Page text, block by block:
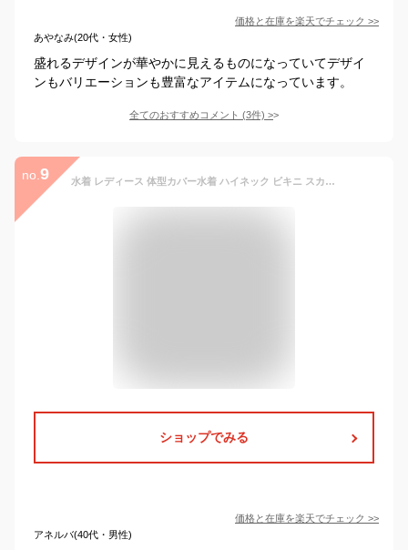
価格と在庫を楽天でチェック >>
あやなみ(20代・女性)
盛れるデザインが華やかに見えるものになっていてデザイ
ンもバリエーションも豊富なアイテムになっています。
全てのおすすめコメント (3件) >
no. 9 水着 レディース 体型カバー水着 ハイネック ビキニ スカート 2点セット ママ水着 20代 30代 40代 オトナ女子 レース 無地 上下別柄 フレア バックシャン かわいい セクシー パッド付き 小胸 バスト 盛れる
ショップでみる
価格と在庫を楽天でチェック >>
アネルバ(40代・男性)